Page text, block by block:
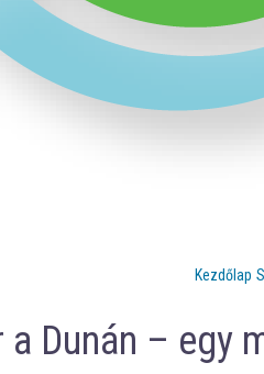
Kezdőlap
a Dunán – egy